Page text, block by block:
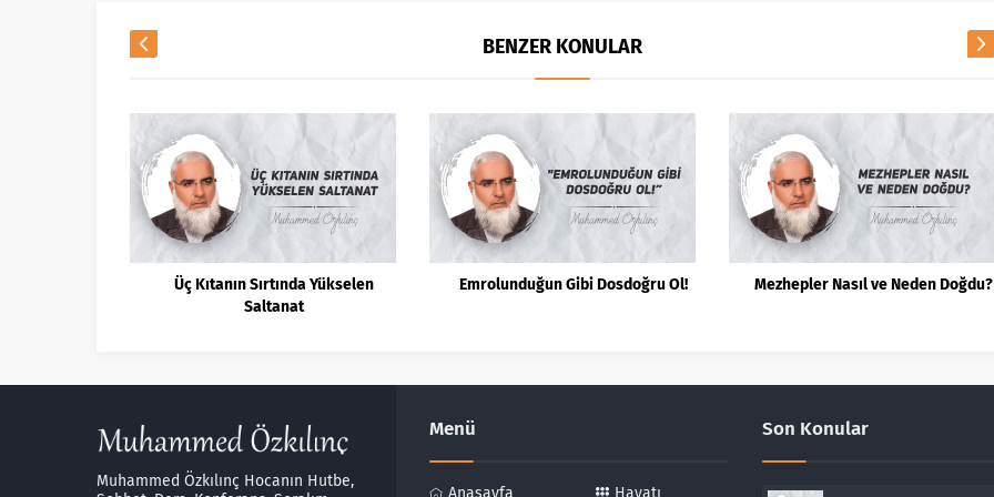
BENZER KONULAR
Üç Kıtanın Sırtında Yükselen
Saltanat
Emrolunduğun Gibi Dosdoğru Ol! Mezhepler Nasıl ve Neden Doğdu?
Muhammed Özkılınç Hocanın Hutbe,
Menü
Anasayfa Hayatı
Son Konular